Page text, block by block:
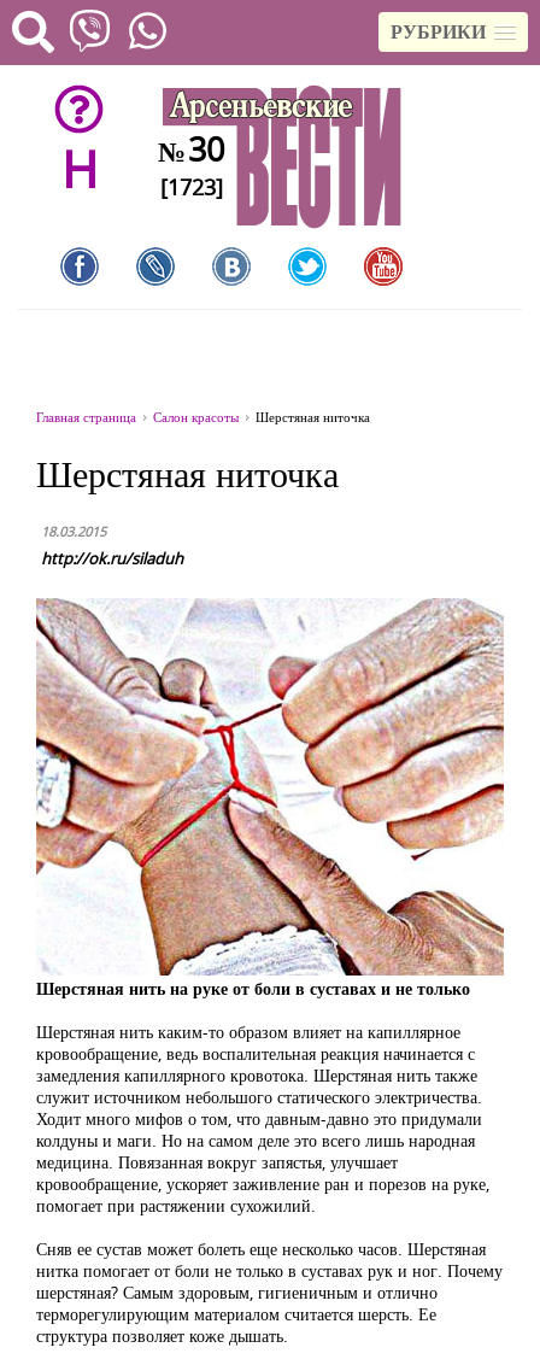
РУБРИКИ
H №30
[1723]
Главная страница Салон красоты Шерстяная ниточка
Шерстяная ниточка
18.03.2015
http://ok.ru/siladuh
Шерстяная нить на руке от боли в суставах и не только
Шерстяная нить каким-то образом влияет на капиллярное
кровообращение, ведь воспалительная реакция начинается с
замедления капиллярного кровотока. Шерстяная нить также
служит источником небольшого статического электричества.
Ходит много мифов о том, что давным-давно это придумали
колдуны и маги. Но на самом деле это всего лишь народная
медицина. Повязанная вокруг запястья, улучшает
кровообращение, ускоряет заживление ран и порезов на руке,
помогает при растяжении сухожилий.
Сняв ее сустав может болеть еще несколько часов. Шерстяная
нитка помогает от боли не только в суставах рук и ног. Почему
шерстяная? Самым здоровым, гигиеничным и отлично
терморегулирующим материалом считается шерсть. Ее
структура позволяет коже дышать.